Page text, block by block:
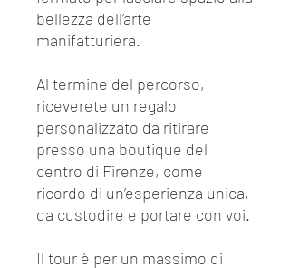
bellezza dell’arte
manifatturiera.
Al termine del percorso,
riceverete un regalo
personalizzato da ritirare
presso una boutique del
centro di Firenze, come
ricordo di un’esperienza unica,
da custodire e portare con voi.
Il tour è per un massimo di